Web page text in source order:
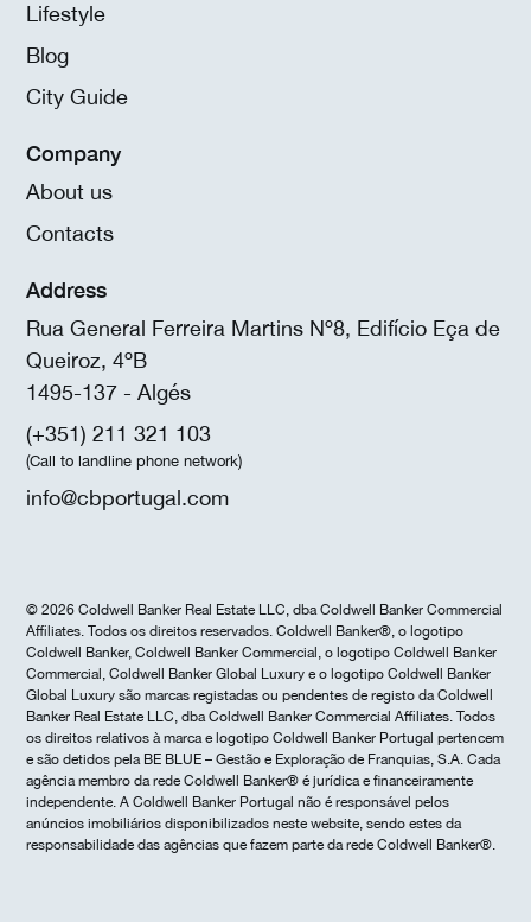
Lifestyle
Blog
City Guide
Company
About us
Contacts
Address
Rua General Ferreira Martins Nº8, Edifício Eça de
Queiroz, 4ºB
1495-137 - Algés
(+351) 211 321 103
(Call to landline phone network)
info@cbportugal.com
© 2026 Coldwell Banker Real Estate LLC, dba Coldwell Banker Commercial
Affiliates. Todos os direitos reservados. Coldwell Banker®, o logotipo
Coldwell Banker, Coldwell Banker Commercial, o logotipo Coldwell Banker
Commercial, Coldwell Banker Global Luxury e o logotipo Coldwell Banker
Global Luxury são marcas registadas ou pendentes de registo da Coldwell
Banker Real Estate LLC, dba Coldwell Banker Commercial Affiliates. Todos
os direitos relativos à marca e logotipo Coldwell Banker Portugal pertencem
e são detidos pela BE BLUE – Gestão e Exploração de Franquias, S.A. Cada
agência membro da rede Coldwell Banker® é jurídica e financeiramente
independente. A Coldwell Banker Portugal não é responsável pelos
anúncios imobiliários disponibilizados neste website, sendo estes da
responsabilidade das agências que fazem parte da rede Coldwell Banker®.